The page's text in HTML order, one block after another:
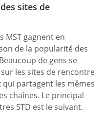
sites de
MST gagnent en
de la popularité des
de gens se
les sites de rencontre
qui partagent les mêmes
chaînes. Le principal
STD est le suivant.